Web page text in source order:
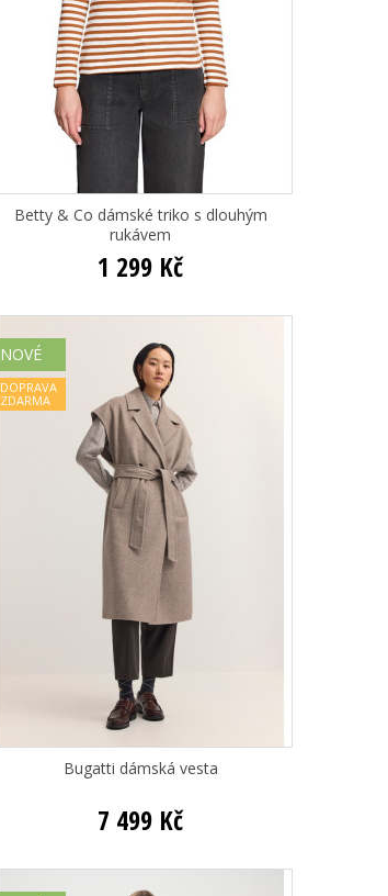
Betty & Co dámské triko s dlouhým
rukávem
1 299 Kč
NOVÉ
DOPRAVA
ZDARMA
Bugatti dámská vesta
7 499 Kč